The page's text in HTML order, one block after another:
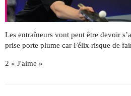
Les entraîneurs vont peut être devoir
prise porte plume car Félix risque de
2 « J'aime »